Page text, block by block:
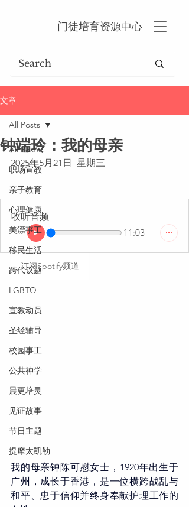
门徒培育资源中心
文章
All Posts
职场宣教
亲子教育
心理健康
美漂事工
移民生活
跨代议题
LGBTQ
宣教动员
圣经辅导
校园事工
公共神学
晨更培灵
见证故事
节日主题
提摩太凱勒
All Posts
钟端玲：我的母亲
2025年5月21日  星期三
收听音频
11:03
订阅Spotify频道
我的母亲钟陈可慰女士，1920年出生于
广州，成长于香港，是一位横跨战乱与
和平、忠于信仰并终身奉献护理工作的